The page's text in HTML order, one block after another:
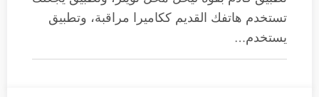
تستخدم هاتفك القديم ككاميرا مراقبة، وتطبيق
يستخدم…